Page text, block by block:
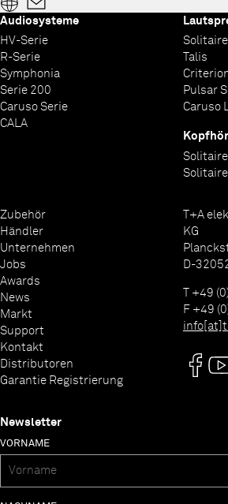
Audiosysteme
HV-Serie
R-Serie
Symphonia
Serie 200
Caruso Serie
CALA
Solitaire
Talis
Pulsar
Caruso
Zubehör
Händler
Unternehmen
Jobs
Awards
News
Markt
Support
Kontakt
Distributoren
Garantie Registrierung
T+A
KG
D-
T +49
F +49
Newsletter
VORNAME